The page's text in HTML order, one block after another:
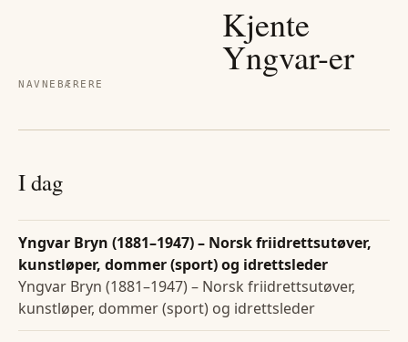
NAVNEBÆRERE
Kjente
Yngvar-er
I dag
Yngvar Bryn (1881–1947) – Norsk friidrettsutøver,
kunstløper, dommer (sport) og idrettsleder
Yngvar Bryn (1881–1947) – Norsk friidrettsutøver,
kunstløper, dommer (sport) og idrettsleder